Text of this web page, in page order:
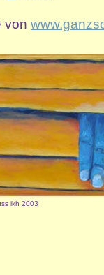
von
ikh 2003